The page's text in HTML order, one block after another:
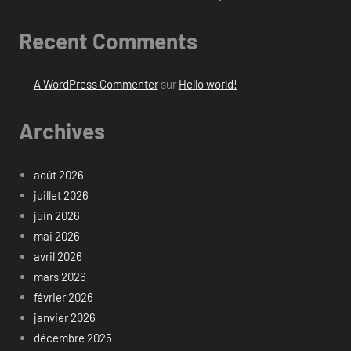
Recent Comments
A WordPress Commentersur Hello world!
Archives
août 2026
juillet 2026
juin 2026
mai 2026
avril 2026
mars 2026
février 2026
janvier 2026
décembre 2025